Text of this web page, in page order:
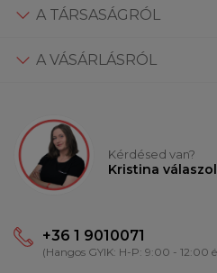
A TÁRSASÁGRÓL
A VÁSÁRLÁSRÓL
Kérdésed van?
Kristina
+36 1 9010071
(Hangos GYIK: H-P: 9:00 - 12:00